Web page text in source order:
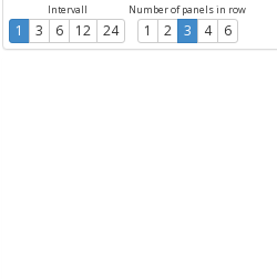
Intervall
1 3 6 12 24
Number of panels in row
1 2 3 4 6